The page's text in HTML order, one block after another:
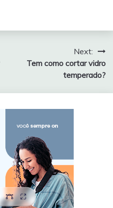
Next:
Tem como cortar vidro
temperado?